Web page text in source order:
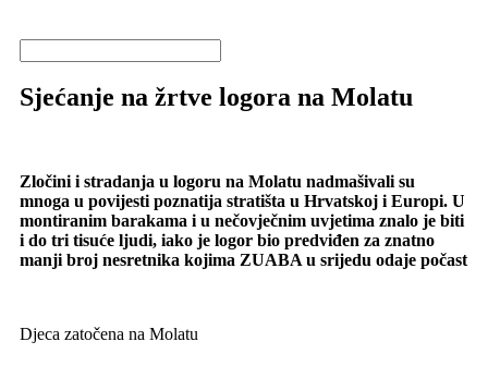
Sjećanje na žrtve logora na Molatu
Zločini i stradanja u logoru na Molatu nadmašivali su
mnoga u povijesti poznatija stratišta u Hrvatskoj i Europi. U
montiranim barakama i u nečovječnim uvjetima znalo je biti
i do tri tisuće ljudi, iako je logor bio predviđen za znatno
manji broj nesretnika kojima ZUABA u srijedu odaje počast
Djeca zatočena na Molatu